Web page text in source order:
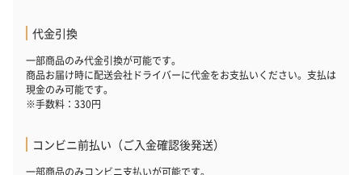
代金引換
一部商品のみ代金引換が可能です。
商品お届け時に配送会社ドライバーに代金をお支払いください。支払は
現金のみ可能です。
※手数料：330円
コンビニ前払い（ご入金確認後発送）
一部商品のみコンビニ支払いが可能です。